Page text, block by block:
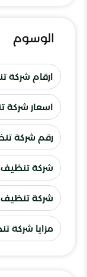
الوسوم
ارقام شركة
اسعار شركة
رقم شركة
شركة تنظيف
شركة تنظيف
مزايا شركة